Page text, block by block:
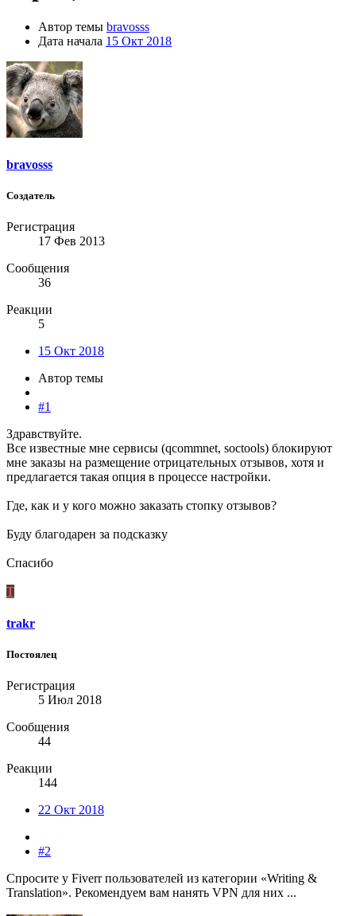
Автор темы bravosss
Дата начала 15 Окт 2018
bravosss
Создатель
Регистрация
17 Фев 2013
Сообщения
36
Реакции
5
15 Окт 2018
Автор темы
#1
Здравствуйте.
Все известные мне сервисы (qcommnet, soctools) блокируют
мне заказы на размещение отрицательных отзывов, хотя и
предлагается такая опция в процессе настройки.
Где, как и у кого можно заказать стопку отзывов?
Буду благодарен за подсказку
Спасибо
T
trakr
Постоялец
Регистрация
5 Июл 2018
Сообщения
44
Реакции
144
22 Окт 2018
#2
Спросите у Fiverr пользователей из категории «Writing &
Translation». Рекомендуем вам нанять VPN для них ...